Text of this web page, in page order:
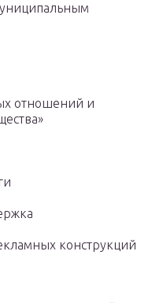
отношений и
конструкций